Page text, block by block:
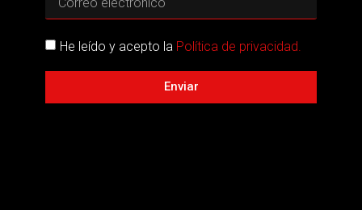
He leído y acepto la Política de privacidad.
Enviar